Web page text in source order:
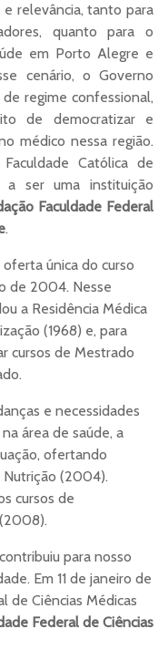
relevância, tanto para
quanto para o
em Porto Alegre e
cenário, o Governo
regime confessional,
de democratizar e
médico nessa região.
Católica de
a ser uma instituição
Faculdade Federal
.
única do curso
de 2004. Nesse
a Residência Médica
(1968) e, para
cursos de Mestrado
e necessidades
área de saúde, a
ofertando
Nutrição (2004).
cursos de
para nosso
Em 11 de janeiro de
de Ciências Médicas
Federal de Ciências